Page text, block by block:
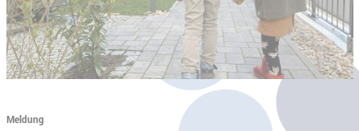
Meldung